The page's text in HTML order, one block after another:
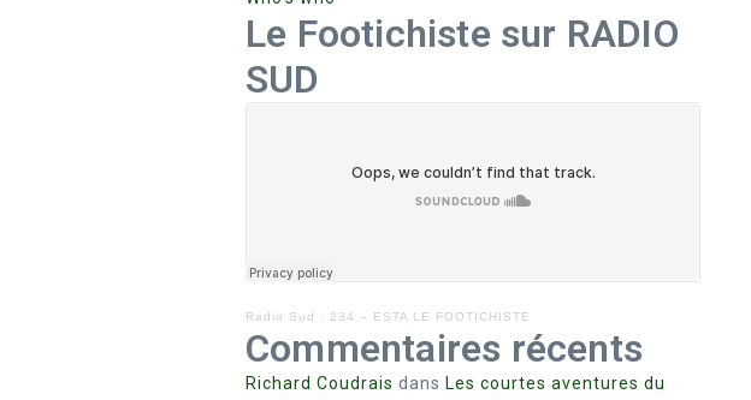
Le Footichiste sur RADIO
SUD
Radio Sud · 234 – ESTA LE FOOTICHISTE
Commentaires récents
Richard Coudrais dans Les courtes aventures du